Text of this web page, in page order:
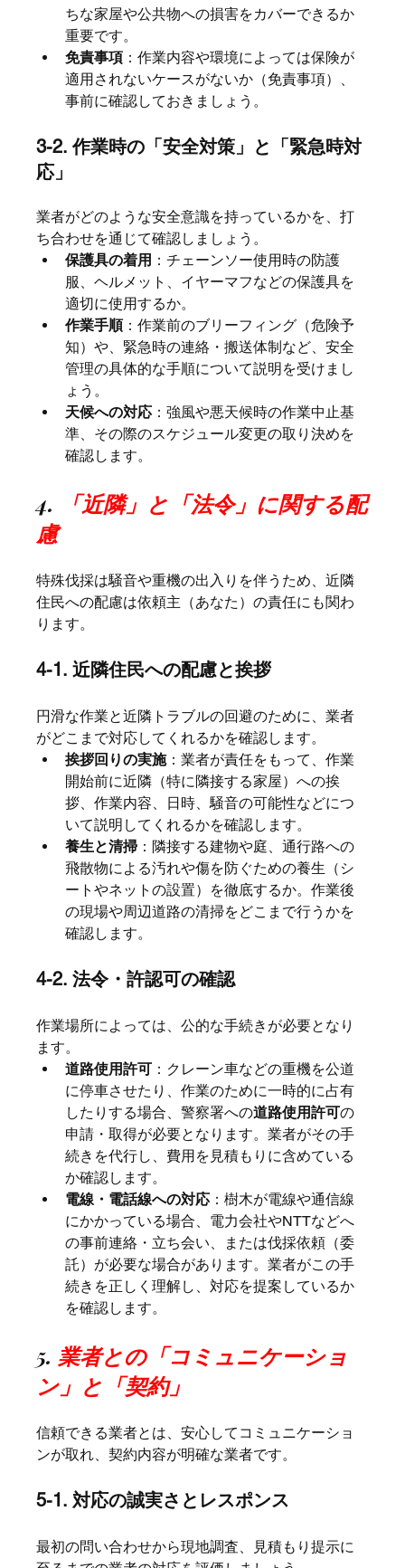
ちな家屋や公共物への損害をカバーできるか
重要です。
免責事項 ：作業内容や環境によっては保険が
適用されないケースがないか（免責事項）、
事前に確認しておきましょう。
3-2. 作業時の「安全対策」と「緊急時対
応」
業者がどのような安全意識を持っているかを、打
ち合わせを通じて確認しましょう。
保護具の着用 ：チェーンソー使用時の防護
服、ヘルメット、イヤーマフなどの保護具を
適切に使用するか。
作業手順：作業前のブリーフィング（危険予
知）や、緊急時の連絡・搬送体制など、安全
管理の具体的な手順について説明を受けまし
ょう。
天候への対応 ：強風や悪天候時の作業中止基
準、その際のスケジュール変更の取り決めを
確認します。
4.
「近隣」と「法令」に関する配
慮
特殊伐採は騒音や重機の出入りを伴うため、近隣
住民への配慮は依頼主（あなた）の責任にも関わ
ります。
4-1. 近隣住民への配慮と挨拶
円滑な作業と近隣トラブルの回避のために、業者
がどこまで対応してくれるかを確認します。
挨拶回りの実施：業者が責任をもって、作業
開始前に近隣（特に隣接する家屋）への挨
拶、作業内容、日時、騒音の可能性などにつ
いて説明してくれるかを確認します。
養生と清掃 ：隣接する建物や庭、通行路への
飛散物による汚れや傷を防ぐための養生（シ
ートやネットの設置）を徹底するか。作業後
の現場や周辺道路の清掃をどこまで行うかを
確認します。
4-2. 法令・許認可の確認
作業場所によっては、公的な手続きが必要となり
ます。
道路使用許可 ：クレーン車などの重機を公道
に停車させたり、作業のために一時的に占有
したりする場合、警察署への道路使用許可の
申請・取得が必要となります。業者がその手
続きを代行し、費用を見積もりに含めている
か確認します。
電線・電話線への対応 ：樹木が電線や通信線
にかかっている場合、電力会社やNTTなどへ
の事前連絡・立ち会い、または伐採依頼（委
託）が必要な場合があります。業者がこの手
続きを正しく理解し、対応を提案しているか
を確認します。
5. 業者との「コミュニケーショ
ン」と「契約」
信頼できる業者とは、安心してコミュニケーショ
ンが取れ、契約内容が明確な業者です。
5-1. 対応の誠実さとレスポンス
最初の問い合わせから現地調査、見積もり提示に